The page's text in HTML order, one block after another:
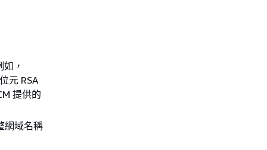
，
元 RSA
提供的
網域名稱